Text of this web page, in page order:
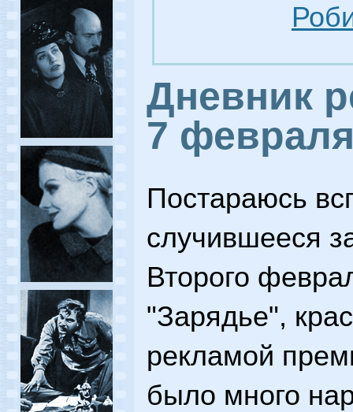
Дневник
7
Постараюсь
случившееся
Второго
"Зарядье",
рекламой
было много